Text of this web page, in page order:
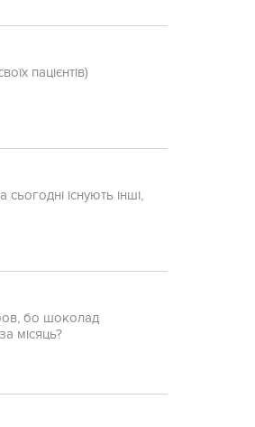
пацієнтів)
існують інші,
бо шоколад
місяць?